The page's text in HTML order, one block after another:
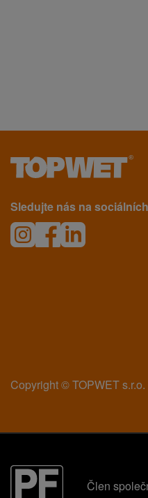
Sledujte nás na
Copyright © TOPWET s.r.o.
Člen